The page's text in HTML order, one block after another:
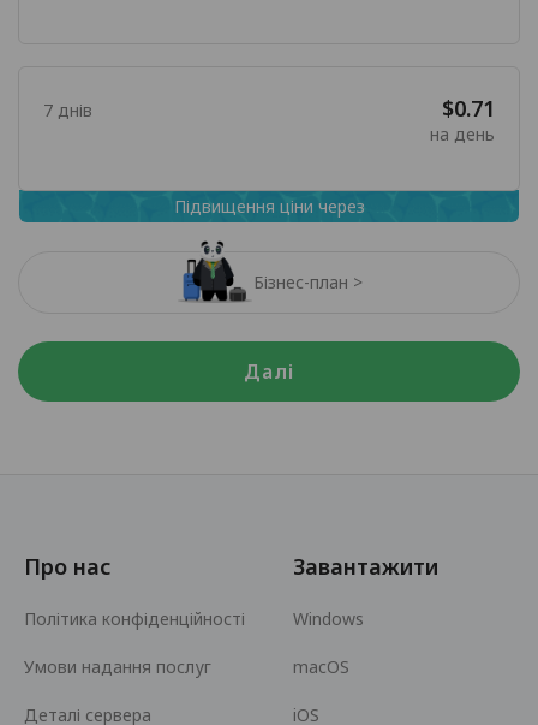
Бізнес-план >
7 днів $0.71
на день
Підвищення ціни через
Далі
Про нас
Політика конфіденційності
Умови надання послуг
Деталі сервера
Завантажити
Windows
macOS
iOS